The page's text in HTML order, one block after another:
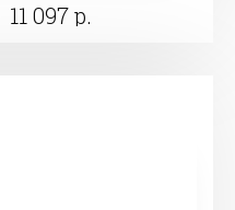
11 097 р.